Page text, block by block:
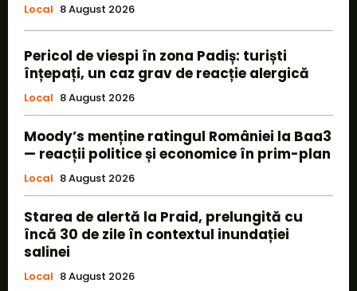
Local 8 August 2026
Pericol de viespi în zona Padiș: turiști
înțepați, un caz grav de reacție alergică
Local 8 August 2026
Moody’s menține ratingul României la Baa3
— reacții politice și economice în prim-plan
Local 8 August 2026
Starea de alertă la Praid, prelungită cu
încă 30 de zile în contextul inundației
salinei
Local 8 August 2026